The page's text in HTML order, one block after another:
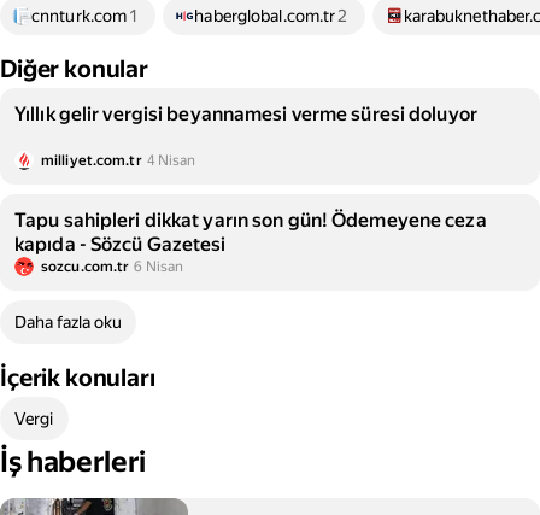
cnnturk.com1 haberglobal.com.tr2
Diğer konular
Yıllık gelir vergisi beyannamesi verme süresi doluyor
milliyet.com.tr 4 Nisan
Tapu sahipleri dikkat yarın son gün! Ödemeyene ceza
kapıda - Sözcü Gazetesi
sozcu.com.tr 6 Nisan
Daha fazla oku
İçerik konuları
Vergi
İş haberleri